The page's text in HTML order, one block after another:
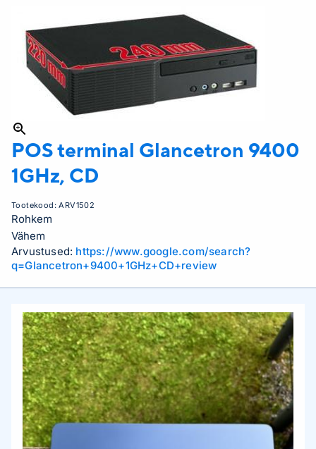
POS terminal Glancetron 9400
1GHz, CD
Tootekood:ARV1502
Rohkem
Vähem
Arvustused: https://www.google.com/search?
q=Glancetron+9400+1GHz+CD+review